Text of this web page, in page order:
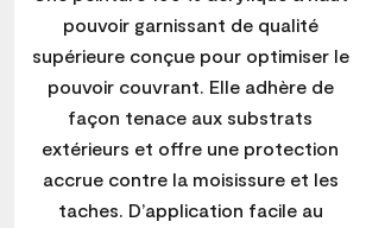
pouvoir garnissant de qualité
supérieure conçue pour optimiser le
pouvoir couvrant. Elle adhère de
façon tenace aux substrats
extérieurs et offre une protection
accrue contre la moisissure et les
taches. D’application facile au